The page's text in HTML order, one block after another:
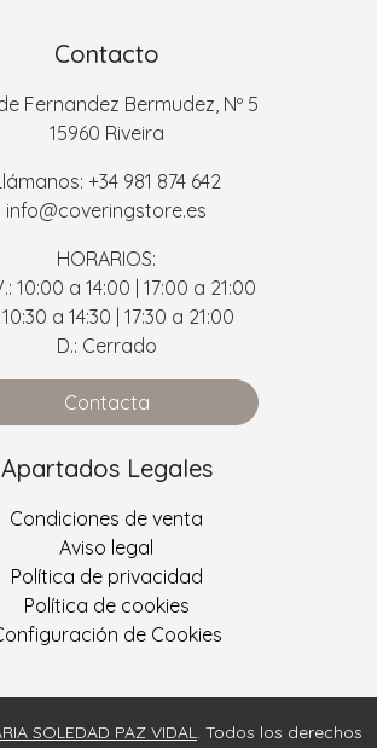
Contacto
Fernandez Bermudez, Nº 5
15960 Riveira
+34 981 874 642
info@coveringstore.es
HORARIOS:
10:00 a 14:00 | 17:00 a 21:00
10:30 a 14:30 | 17:30 a 21:00
D.: Cerrado
Contacta
Apartados Legales
Condiciones de venta
Aviso legal
Política de privacidad
Política de cookies
de Cookies
SOLEDAD PAZ VIDAL . Todos los derechos